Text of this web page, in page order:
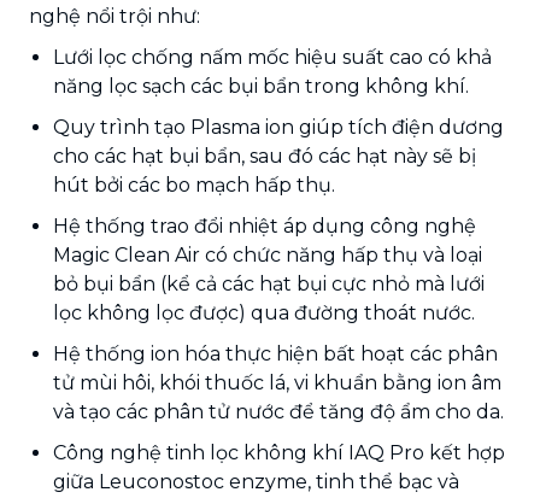
nghệ nổi trội như:
Lưới lọc chống nấm mốc hiệu suất cao có khả
năng lọc sạch các bụi bẩn trong không khí.
Quy trình tạo Plasma ion giúp tích điện dương
cho các hạt bụi bẩn, sau đó các hạt này sẽ bị
hút bởi các bo mạch hấp thụ.
Hệ thống trao đổi nhiệt áp dụng công nghệ
Magic Clean Air có chức năng hấp thụ và loại
bỏ bụi bẩn (kể cả các hạt bụi cực nhỏ mà lưới
lọc không lọc được) qua đường thoát nước.
Hệ thống ion hóa thực hiện bất hoạt các phân
tử mùi hôi, khói thuốc lá, vi khuẩn bằng ion âm
và tạo các phân tử nước để tăng độ ẩm cho da.
Công nghệ tinh lọc không khí IAQ Pro kết hợp
giữa Leuconostoc enzyme, tinh thể bạc và